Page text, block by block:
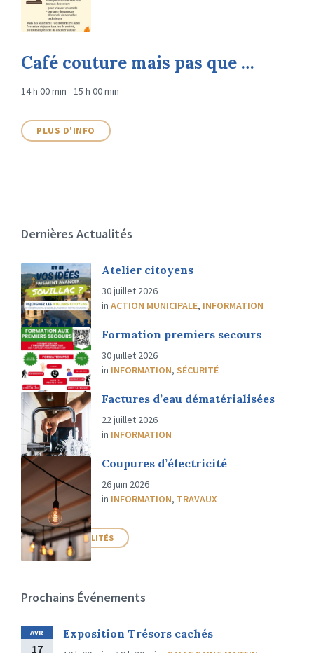
Café couture mais pas que …
14 h 00 min - 15 h 00 min
PLUS D'INFO
Dernières Actualités
Atelier citoyens
30 juillet 2026
in ACTION MUNICIPALE, INFORMATION
Formation premiers secours
30 juillet 2026
in INFORMATION, SÉCURITÉ
Factures d’eau dématérialisées
22 juillet 2026
in INFORMATION
Coupures d’électricité
26 juin 2026
in INFORMATION, TRAVAUX
PLUS D'ACTUALITÉS
Prochains Événements
AVR
17
Exposition Trésors cachés